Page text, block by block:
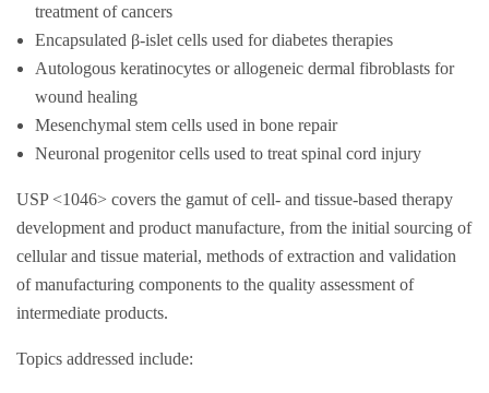
treatment of cancers
Encapsulated β-islet cells used for diabetes therapies
Autologous keratinocytes or allogeneic dermal fibroblasts for
wound healing
Mesenchymal stem cells used in bone repair
Neuronal progenitor cells used to treat spinal cord injury
USP <1046> covers the gamut of cell- and tissue-based therapy
development and product manufacture, from the initial sourcing of
cellular and tissue material, methods of extraction and validation
of manufacturing components to the quality assessment of
intermediate products.
Topics addressed include: